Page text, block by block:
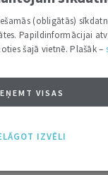
(obligātās)
Papildinformācijai
šajā vietnē. Plašāk –
VISAS
IZVĒLI